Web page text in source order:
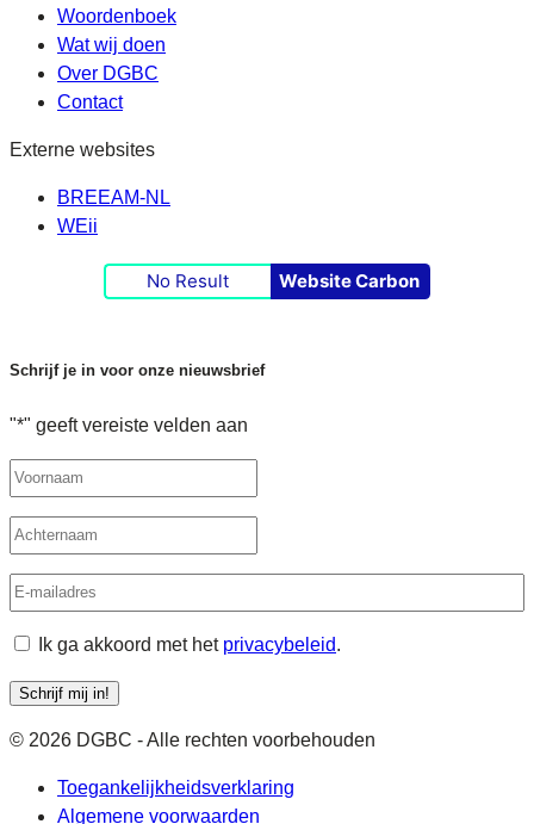
Woordenboek
Wat wij doen
Over DGBC
Contact
Externe websites
BREEAM-NL
WEii
No Result Website Carbon
Schrijf je in voor onze nieuwsbrief
"*" geeft vereiste velden aan
Naam
Achternaam
E-
mailadres
*
Ik ga akkoord met het privacybeleid.
Schrijf mij in!
© 2026 DGBC - Alle rechten voorbehouden
Toegankelijkheidsverklaring
Algemene voorwaarden